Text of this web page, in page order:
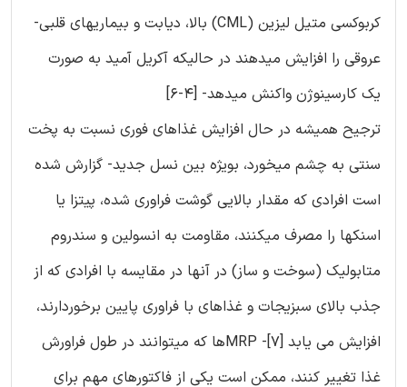
کربوکسی متیل لیزین (CML) بالا، دیابت و بیماریهای قلبی-
عروقی را افزایش میدهند در حالیکه آکریل آمید به صورت
یک کارسینوژن واکنش میدهد- [4-6]
ترجیح همیشه در حال افزایش غذاهای فوری نسبت به پخت
سنتی به چشم میخورد، بویژه بین نسل جدید- گزارش شده
است افرادی که مقدار بالایی گوشت فراوری شده، پیتزا یا
اسنکها را مصرف میکنند، مقاومت به انسولین و سندروم
متابولیک (سوخت و ساز) در آنها در مقایسه با افرادی که از
جذب بالای سبزیجات و غذاهای با فراوری پایین برخوردارند،
افزایش می یابد [7]- MRPها که میتوانند در طول فراورش
غذا تغییر کنند، ممکن است یکی از فاکتورهای مهم برای